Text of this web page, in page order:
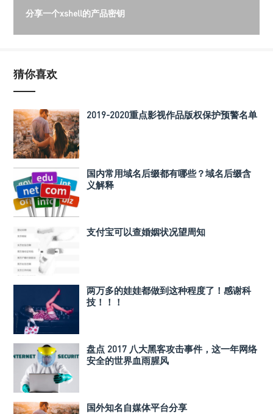
分享一个xshell的产品密钥
猜你喜欢
2019-2020重点影视作品版权保护预警名单
国内常用域名后缀都有哪些？域名后缀含
义解释
支付宝可以查婚姻状况望周知
两万多的娃娃都做到这种程度了！感谢科
技！！！
盘点 2017 八大黑客攻击事件，这一年网络
安全的世界血雨腥风
国外知名自媒体平台分享